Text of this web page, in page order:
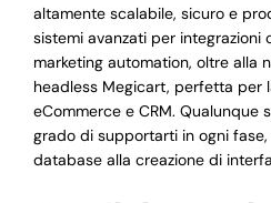
altamente scalabile, sicuro e
sistemi avanzati per integrazioni
marketing automation, oltre alla
headless Megicart, perfetta per
eCommerce e CRM. Qualunque
grado di supportarti in ogni
database alla creazione di